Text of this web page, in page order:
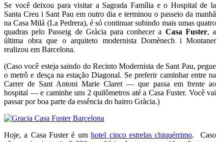
Se você deixou para visitar a Sagrada Família e o Hospital de la
Santa Creu i Sant Pau em outro dia e terminou o passeio da manhã
na Casa Milá (La Pedrera), é só continuar subindo mais umas quatro
quadras pelo Passeig de Gràcia para conhecer a Casa Fuster, a
última obra que o arquiteto modernista Domènech i Montaner
realizou em Barcelona.
(Caso você esteja saindo do Recinto Modernista de Sant Pau, pegue
o metrô e desça na estação Diagonal. Se preferir caminhar entre na
Carrer de Sant Antoni Marie Claret — que passa em frente ao
hospital — e caminhe uns 2 quilômetros até a Casa Fuster. Você vai
passar por boa parte da essência do bairro Gràcia.)
Hoje, a Casa Fuster é umhotel cinco estrelas chiquérrimo. Caso